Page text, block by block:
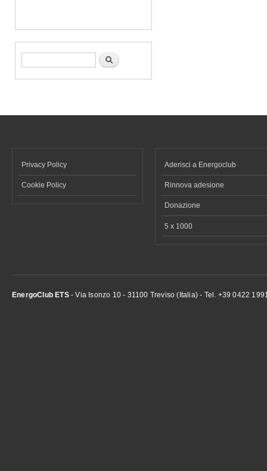
Form di ricerca Cerca
Privacy Policy
Cookie Policy
Aderisci a Energoclub
Rinnova adesione
Donazione
5 x 1000
EnergoClub ETS- Via Isonzo 10 - 31100 Treviso (Italia) - Tel. +39 0422